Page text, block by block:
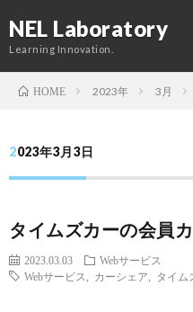
NEL Laboratory
Learning Innovation.
HOME 2023年 3月
2023年3月3日
タイムズカーの会員
2023.03.03
Webサービス
Webサービス
カーシェア タイム